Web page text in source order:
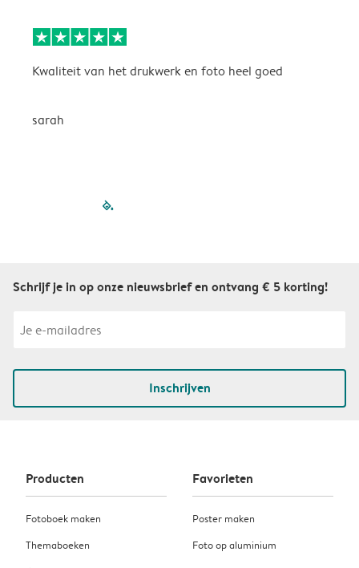
Kwaliteit van het drukwerk en foto heel goed
sarah
filled-pagination
Schrijf je in op onze nieuwsbrief en ontvang € 5 korting!
Inschrijven
Producten
Fotoboek maken
Themaboeken
Favorieten
Poster maken
Foto op aluminium